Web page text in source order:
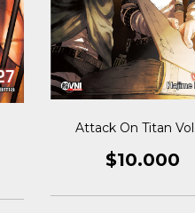
Attack On Titan
$10.000